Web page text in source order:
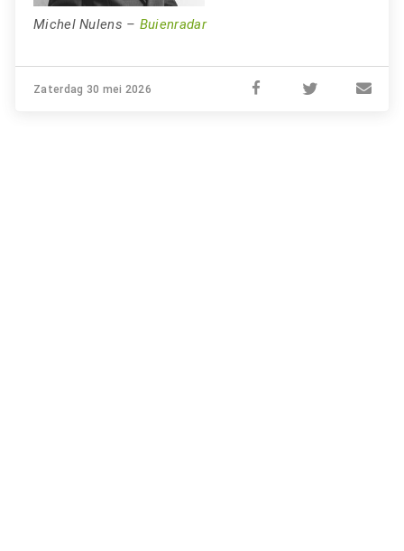
Michel Nulens – Buienradar
Zaterdag 30 mei 2026